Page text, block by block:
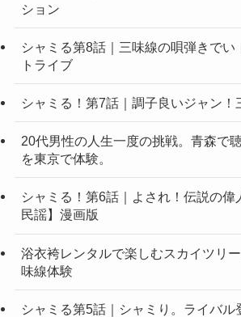
ション
シャミる第8話｜三味線の唄弾きでい
トライブ
シャミる！第7話｜調子良いジャン！
20代男性の人生一度の挑戦。青森で
を東京で体験。
シャミる！第6話｜よされ！伝説の偉
民謡】漫画版
浴衣袴レンタルで楽しむスカイツリ
味線体験
シャミる第5話｜シャミり。ライバ